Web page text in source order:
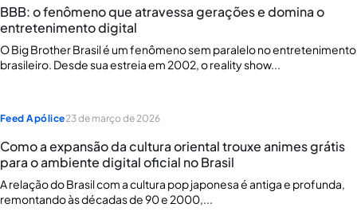
BBB: o fenômeno que atravessa gerações e domina o
entretenimento digital
O Big Brother Brasil é um fenômeno sem paralelo no entretenimento
brasileiro. Desde sua estreia em 2002, o reality show...
Feed Apólice23 de março de 2026
Como a expansão da cultura oriental trouxe animes grátis
para o ambiente digital oficial no Brasil
A relação do Brasil com a cultura pop japonesa é antiga e profunda,
remontando às décadas de 90 e 2000,...